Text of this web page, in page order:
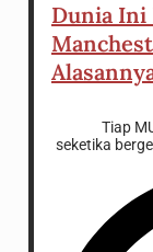
Dunia Ini
Tiap
seketika